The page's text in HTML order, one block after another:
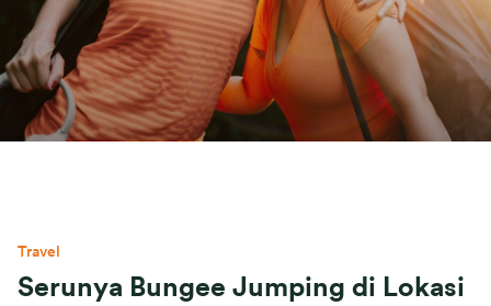
Travel
Serunya Bungee Jumping di Lokasi